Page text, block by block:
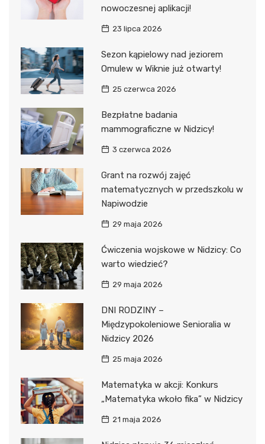
nowoczesnej aplikacji!
23 lipca 2026
Sezon kąpielowy nad jeziorem
Omulew w Wiknie już otwarty!
25 czerwca 2026
Bezpłatne badania
mammograficzne w Nidzicy!
3 czerwca 2026
Grant na rozwój zajęć
matematycznych w przedszkolu w
Napiwodzie
29 maja 2026
Ćwiczenia wojskowe w Nidzicy: Co
warto wiedzieć?
29 maja 2026
DNI RODZINY –
Międzypokoleniowe Senioralia w
Nidzicy 2026
25 maja 2026
Matematyka w akcji: Konkurs
„Matematyka wkoło fika” w Nidzicy
21 maja 2026